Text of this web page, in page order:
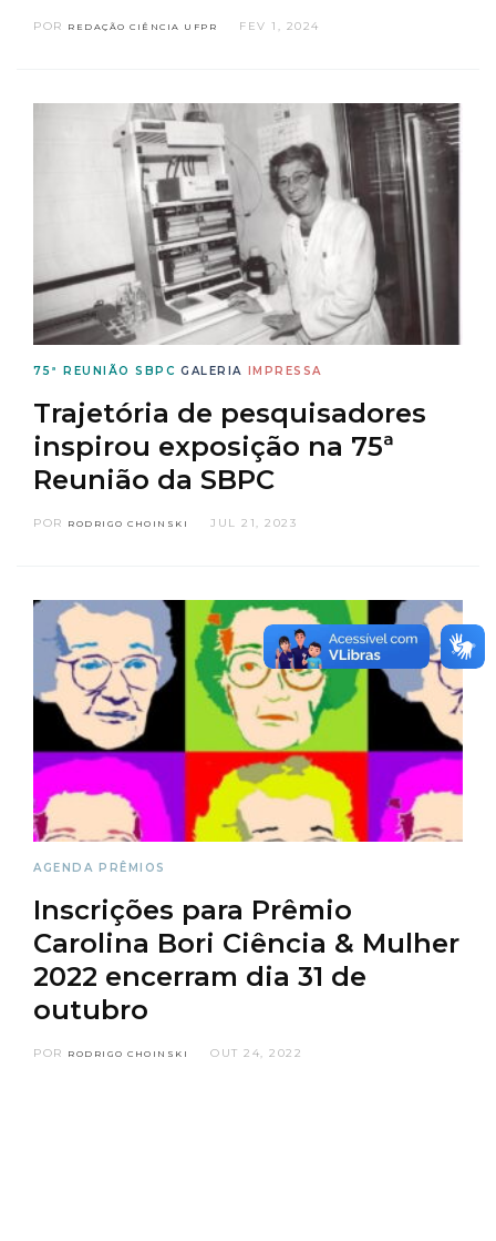
POR REDAÇÃO CIÊNCIA UFPR FEV 1, 2024
75ª REUNIÃO SBPC GALERIA IMPRESSA
Trajetória de pesquisadores
inspirou exposição na 75ª
Reunião da SBPC
POR RODRIGO CHOINSKI JUL 21, 2023
AGENDA PRÊMIOS
Inscrições para Prêmio
Carolina Bori Ciência & Mulher
2022 encerram dia 31 de
outubro
POR RODRIGO CHOINSKI OUT 24, 2022